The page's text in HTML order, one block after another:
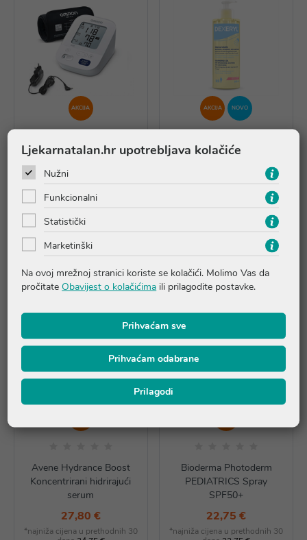
AKCIJA
OMRON M3 Comfort
tlakomjer s pametnom
97,90 €
*najniža cijena u prethodnih 30
AKCIJA NOVO
Dexeryl ulje za čišćenje
*najniža cijena u prethodnih 30
Avene Hydrance Boost
Koncentrirani hidrirajući
serum
27,80 €
*najniža cijena u prethodnih 30
Bioderma Photoderm
PEDIATRICS Spray
SPF50+
22,75 €
*najniža cijena u prethodnih 30
Ljekarnatalan.hr upotrebljava kolačiće
Nužni
Funkcionalni
Statistički
Marketinški
Na ovoj mrežnoj stranici koriste se kolačići. Molimo Vas da
pročitate Obavijest o kolačićima ili prilagodite postavke.
Prihvaćam sve
Prihvaćam odabrane
Prilagodi